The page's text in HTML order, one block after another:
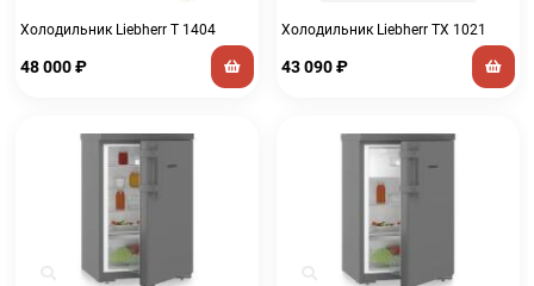
Холодильник Liebherr T 1404
48 000₽
Холодильник Liebherr TX 1021
43 090₽